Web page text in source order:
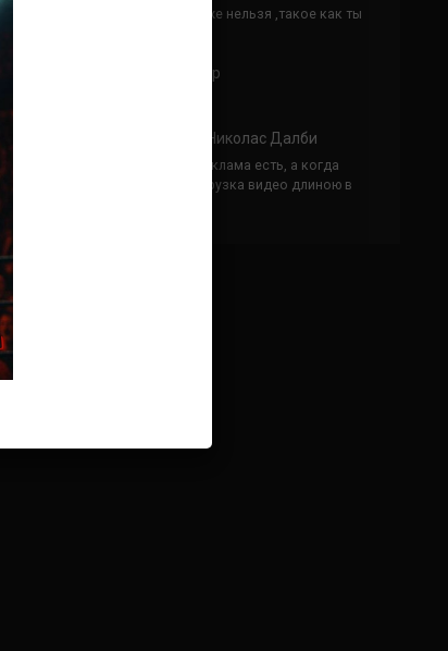
Кусок говна ты, существом даже нельзя ,такое как ты
Конор МакГрегор
Рэнди Браун — Николас Далби
не запускается ни один бой, реклама есть, а когда
заканчивается начинается загрузка видео длиною в